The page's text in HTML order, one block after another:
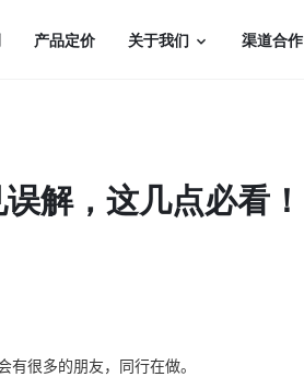
产品定价 关于我们 渠道合作
解，这几点必看！
很多的朋友，同行在做。